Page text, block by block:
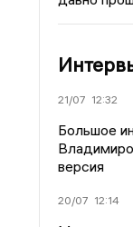
21/07 12:32
Большое
версия
20/07 12:14